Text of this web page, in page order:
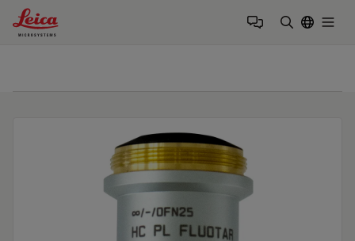
Leica Microsystems Logo